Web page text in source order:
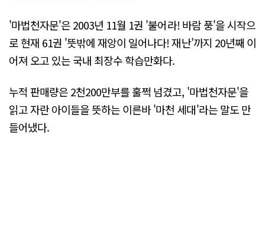
'마법천자문'은 2003년 11월 1권 '불어라! 바람 풍'을 시작으
로 현재 61권 '뜻밖에 재앙이 일어나다! 재난'까지 20년째 이
어져 오고 있는 국내 최장수 학습만화다.
누적 판매량은 2천200만부를 훌쩍 넘겼고, '마법천자문'을
읽고 자란 아이들을 뜻하는 이른바 '마천 세대'라는 말도 만
들어냈다.